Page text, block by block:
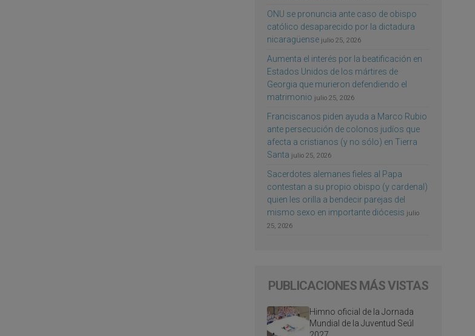
ONU se pronuncia ante caso de obispo
católico desaparecido por la dictadura
nicaragüense julio 25, 2026
Aumenta el interés por la beatificación en
Estados Unidos de los mártires de
Georgia que murieron defendiendo el
matrimonio julio 25, 2026
Franciscanos piden ayuda a Marco Rubio
ante persecución de colonos judíos que
afecta a cristianos (y no sólo) en Tierra
Santa julio 25, 2026
Sacerdotes alemanes fieles al Papa
contestan a su propio obispo (y cardenal)
quien les orilla a bendecir parejas del
mismo sexo en importante diócesis julio
25, 2026
PUBLICACIONES MÁS VISTAS
Himno oficial de la Jornada
Mundial de la Juventud Seúl